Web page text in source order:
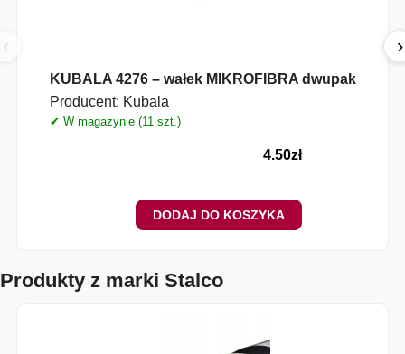
‹
KUBALA 4276 – wałek MIKROFIBRA dwupak
Producent: Kubala
✔ W magazynie (11 szt.)
4.50zł
DODAJ DO KOSZYKA
›
Produkty z marki Stalco